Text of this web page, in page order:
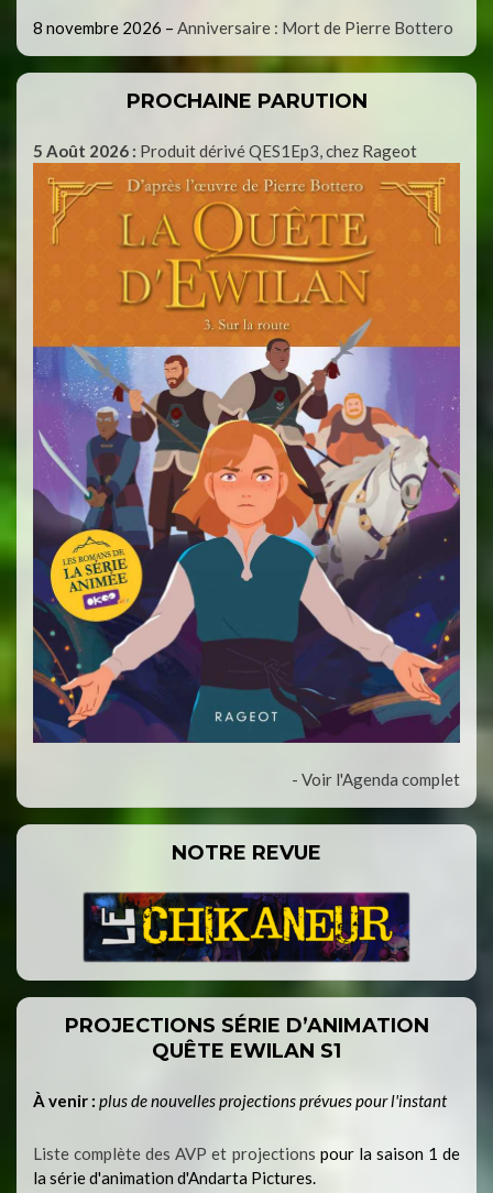
8 novembre 2026 – Anniversaire : Mort de Pierre Bottero
PROCHAINE PARUTION
5 Août 2026 : Produit dérivé QES1Ep3, chez Rageot
- Voir l'Agenda complet
NOTRE REVUE
PROJECTIONS SÉRIE D’ANIMATION
QUÊTE EWILAN S1
À venir : plus de nouvelles projections prévues pour l'instant
Liste complète des AVP et projections pour la saison 1 de
la série d'animation d'Andarta Pictures.